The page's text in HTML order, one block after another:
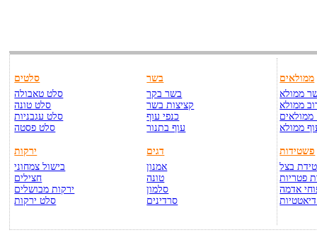
סלטים
סלט טאבולה
סלט טונה
סלט עגבניות
סלט פסטה
ירקות
בישול צמחוני
חצילים
ירקות מבושלים
סלט ירקות
בשר
בשר בקר
קציצות בשר
כנפי עוף
עוף בתנור
דגים
אמנון
טונה
סלמון
סרדינים
ממולאים
ממולא
ממולא
ממולאים
ממולא
פשטידות
בצל
פטריות
אדמה